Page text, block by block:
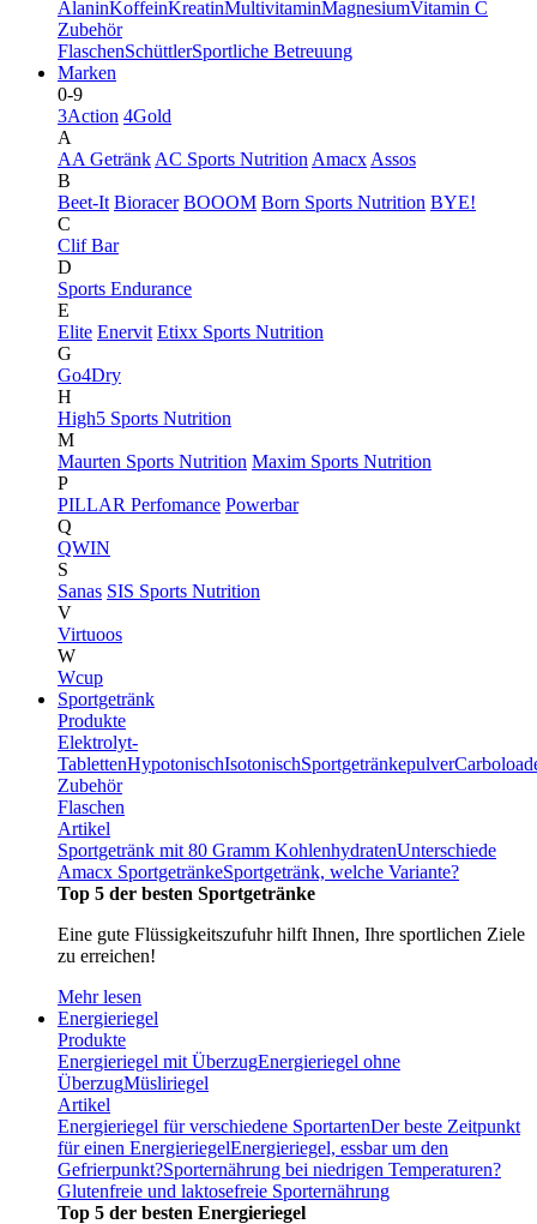
AlaninKoffeinKreatinMultivitaminMagnesiumVitamin C
Zubehör
FlaschenSchüttlerSportliche Betreuung
Marken
0-9
3Action 4Gold
A
AA Getränk AC Sports Nutrition Amacx Assos
B
Beet-It Bioracer BOOOM Born Sports Nutrition BYE!
C
Clif Bar
D
Sports Endurance
E
Elite Enervit Etixx Sports Nutrition
G
Go4Dry
H
High5 Sports Nutrition
M
Maurten Sports Nutrition Maxim Sports Nutrition
P
PILLAR Perfomance Powerbar
Q
QWIN
S
Sanas SIS Sports Nutrition
V
Virtuoos
W
Wcup
Sportgetränk
Produkte
Elektrolyt-
TablettenHypotonischIsotonischSportgetränkepulver
Zubehör
Flaschen
Artikel
Sportgetränk mit 80 Gramm KohlenhydratenUnterschiede
Amacx SportgetränkeSportgetränk, welche Variante?
Top 5 der besten Sportgetränke
Eine gute Flüssigkeitszufuhr hilft Ihnen, Ihre sportlichen Ziele
zu erreichen!
Mehr lesen
Energieriegel
Produkte
Energieriegel mit ÜberzugEnergieriegel ohne
ÜberzugMüsliriegel
Artikel
Energieriegel für verschiedene SportartenDer beste Zeitpunkt
für einen EnergieriegelEnergieriegel, essbar um den
Gefrierpunkt?Sporternährung bei niedrigen Temperaturen?
Glutenfreie und laktosefreie Sporternährung
Top 5 der besten Energieriegel